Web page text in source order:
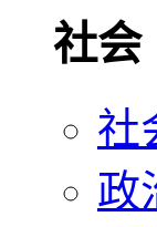
社会
社
政